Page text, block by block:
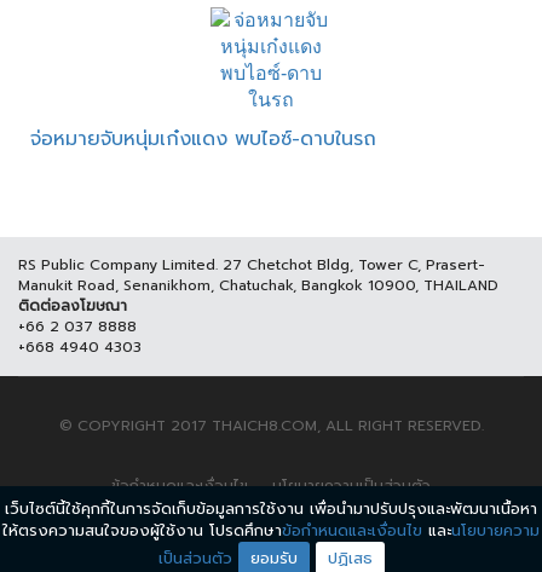
จ่อหมายจับหนุ่มเก๋งแดง พบไอซ์-ดาบในรถ
RS Public Company Limited. 27 Chetchot Bldg, Tower C, Prasert-
Manukit Road, Senanikhom, Chatuchak, Bangkok 10900, THAILAND
ติดต่อลงโฆษณา
+66 2 037 8888
+668 4940 4303
© COPYRIGHT 2017 THAICH8.COM, ALL RIGHT RESERVED.
ข้อกำหนดและเงื่อนไข นโยบายความเป็นส่วนตัว
เว็บไซต์นี้ใช้คุกกี้ในการจัดเก็บข้อมูลการใช้งาน เพื่อนำมาปรับปรุงและพัฒนาเนื้อหา
ให้ตรงความสนใจของผู้ใช้งาน โปรดศึกษาข้อกำหนดและเงื่อนไข และนโยบายความ
เป็นส่วนตัว
ยอมรับ ปฏิเสธ